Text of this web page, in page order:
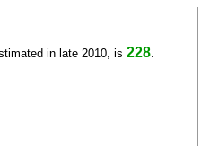
in late 2010, is 228